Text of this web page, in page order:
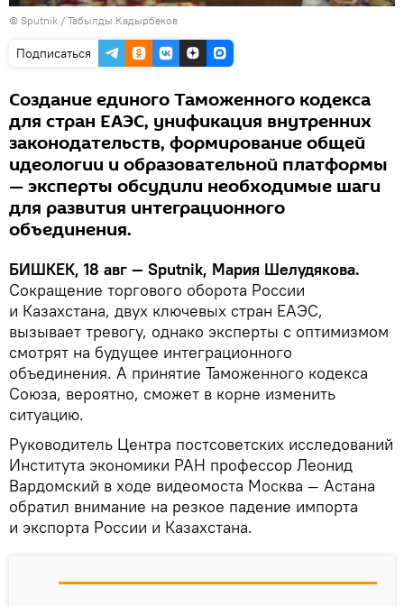
© Sputnik / Табылды Кадырбеков
Подписаться
Создание единого Таможенного кодекса
для стран ЕАЭС, унификация внутренних
законодательств, формирование общей
идеологии и образовательной платформы
— эксперты обсудили необходимые шаги
для развития интеграционного
объединения.
БИШКЕК, 18 авг — Sputnik, Мария Шелудякова.
Сокращение торгового оборота России
и Казахстана, двух ключевых стран ЕАЭС,
вызывает тревогу, однако эксперты с оптимизмом
смотрят на будущее интеграционного
объединения. А принятие Таможенного кодекса
Союза, вероятно, сможет в корне изменить
ситуацию.
Руководитель Центра постсоветских исследований
Института экономики РАН профессор Леонид
Вардомский в ходе видеомоста Москва — Астана
обратил внимание на резкое падение импорта
и экспорта России и Казахстана.